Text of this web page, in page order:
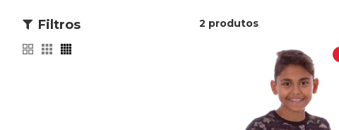
Filtros 2 produtos